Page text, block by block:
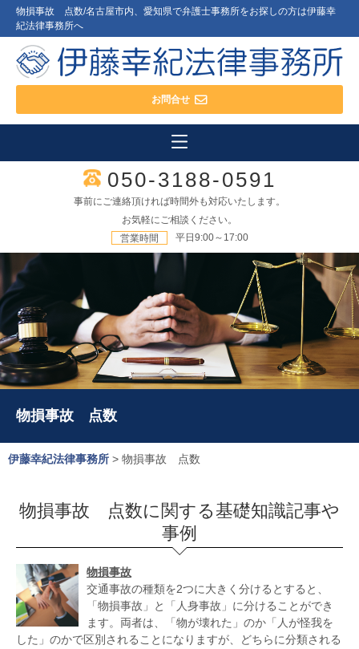
物損事故 点数/名古屋市内、愛知県で弁護士事務所をお探しの方は伊藤幸
紀法律事務所へ
お問合せ
050-3188-0591
事前にご連絡頂ければ時間外も対応いたします。
お気軽にご相談ください。
営業時間
平日9:00～17:00
物損事故 点数
伊藤幸紀法律事務所 > 物損事故 点数
物損事故 点数に関する基礎知識記事や
事例
物損事故
交通事故の種類を2つに大きく分けるとすると、
「物損事故」と「人身事故」に分けることができ
ます。両者は、「物が壊れた」のか「人が怪我を
した」のかで区別されることになりますが、どちらに分類される